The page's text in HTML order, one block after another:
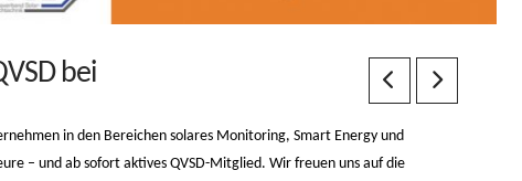
bei
in den Bereichen solares Monitoring, Smart Energy und
– und ab sofort aktives QVSD-Mitglied. Wir freuen uns auf die